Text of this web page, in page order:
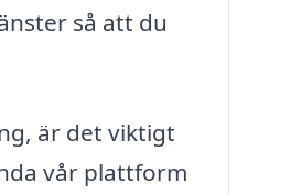
så att du
är det viktigt
vår plattform